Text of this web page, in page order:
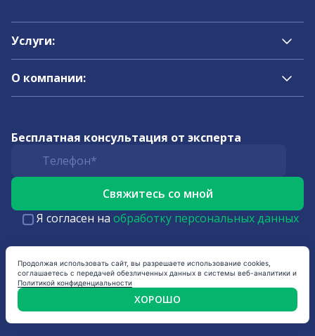
Услуги:
О компании:
Бесплатная консультация от эксперта
Я согласен на обработку персональных данных
Продолжая использовать сайт, вы разрешаете использование cookies,
соглашаетесь с передачей обезличенных данных в системы веб-аналитики и
Политикой конфиденциальности
ХОРОШО